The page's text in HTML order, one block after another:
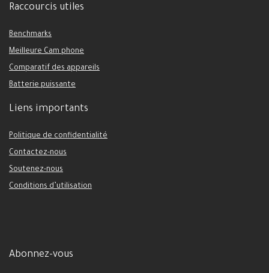
Raccourcis utiles
Benchmarks
Meilleure Cam phone
Comparatif des appareils
Batterie puissante
Liens importants
Politique de confidentialité
Contactez-nous
Soutenez-nous
Conditions d’utilisation
Abonnez-vous